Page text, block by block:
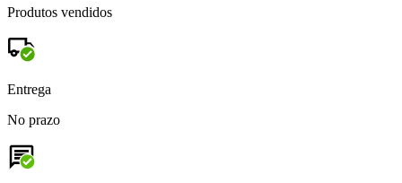
Produtos vendidos
Entrega
No prazo